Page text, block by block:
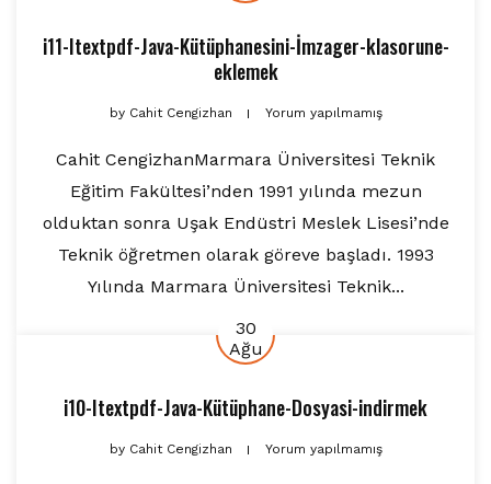
i11-Itextpdf-Java-Kütüphanesini-İmzager-klasorune-
eklemek
byCahit Cengizhan Yorum yapılmamış
Cahit CengizhanMarmara Üniversitesi Teknik
Eğitim Fakültesi’nden 1991 yılında mezun
olduktan sonra Uşak Endüstri Meslek Lisesi’nde
Teknik öğretmen olarak göreve başladı. 1993
Yılında Marmara Üniversitesi Teknik...
30
Ağu
i10-Itextpdf-Java-Kütüphane-Dosyasi-indirmek
byCahit Cengizhan Yorum yapılmamış